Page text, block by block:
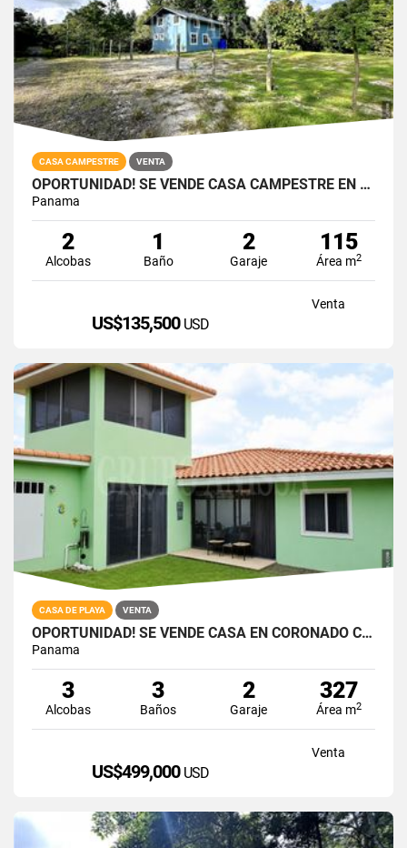
CASA CAMPESTRE VENTA
OPORTUNIDAD! SE VENDE CASA CAMPESTRE EN VIA AL VALLE
Panama
2
Alcobas
1
Baño
2
Garaje
115
Área m2
Venta
US$135,500 USD
CASA DE PLAYA VENTA
OPORTUNIDAD! SE VENDE CASA EN CORONADO CON PISCINA
Panama
3
Alcobas
3
Baños
2
Garaje
327
Área m2
Venta
US$499,000 USD